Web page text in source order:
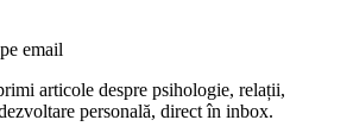
email
articole despre psihologie, relații,
personală, direct în inbox.